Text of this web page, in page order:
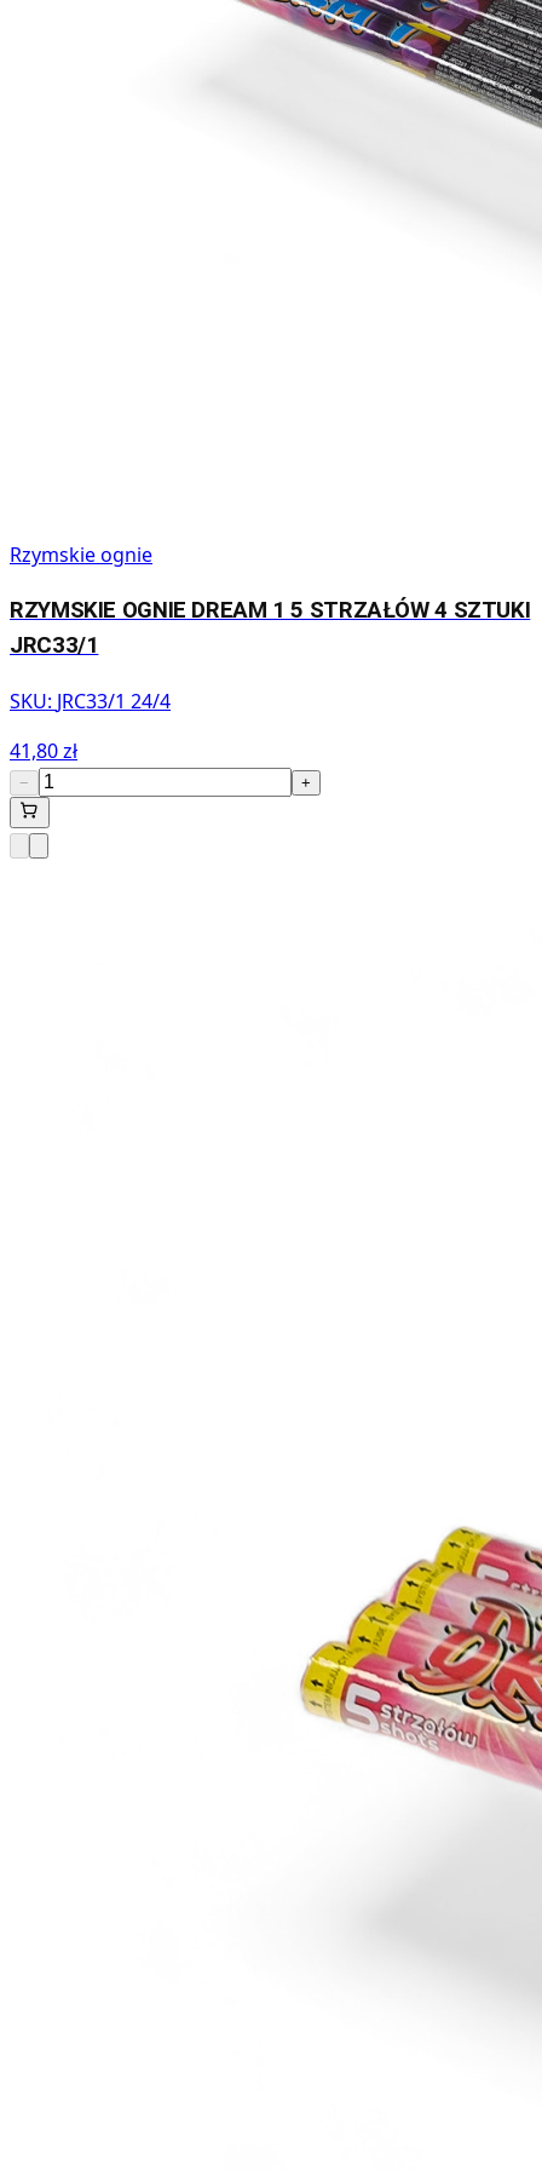
Rzymskie ognie
RZYMSKIE OGNIE DREAM 1 5 STRZAŁÓW 4 SZTUKI
JRC33/1
SKU: JRC33/1 24/4
41,80 zł
− +